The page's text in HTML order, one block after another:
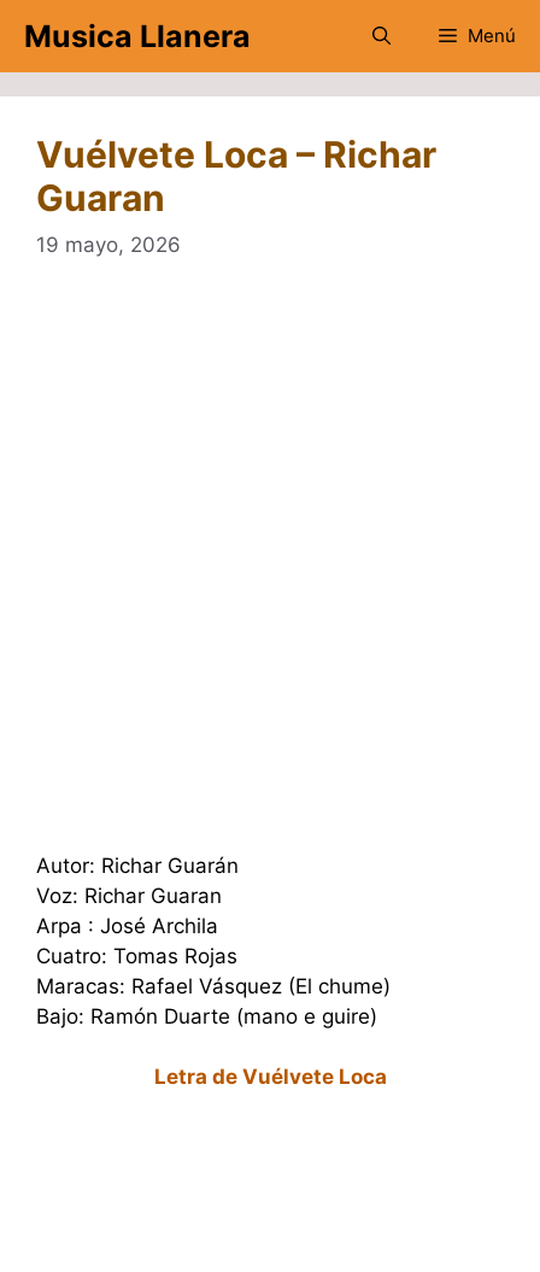
contenido
Musica Llanera Menú
Vuélvete Loca – Richar
Guaran
19 mayo, 2026
Autor: Richar Guarán
Voz: Richar Guaran
Arpa : José Archila
Cuatro: Tomas Rojas
Maracas: Rafael Vásquez (El chume)
Bajo: Ramón Duarte (mano e guire)
Letra de Vuélvete Loca